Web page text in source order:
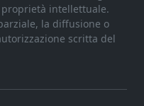
intellettuale.
la diffusione o
scritta del